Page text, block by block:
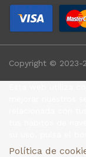
Copyright © 2023-
Política de